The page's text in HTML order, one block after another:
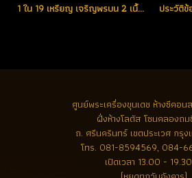
1 ใน 19 เหรียญ เจริญพรบน 2 เนื้อทองคำ 9 รอบ หลังแบบ หมายเลข 8 สวยแชมป์ สร้างน้อย หายาก (โทรถาม)
ศูนย์พระเครื่องขุนเดช ห้างซีคอน
ฝั่งห้างโลตัส โซนคลองถ
ถ. ศรีนครินทร์ เขตประเวศ กรุ
โทร. 081-8594569, 084-
เปิดเวลา 13.00 -